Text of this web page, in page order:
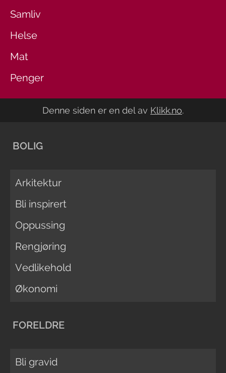
Samliv
Helse
Mat
Penger
Denne siden er en del av Klikk.no.
BOLIG
Arkitektur
Bli inspirert
Oppussing
Rengjøring
Vedlikehold
Økonomi
FORELDRE
Bli gravid